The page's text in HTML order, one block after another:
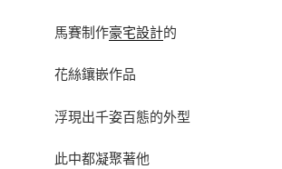
馬賽制作豪宅設計的
花絲鑲嵌作品
浮現出千姿百態的外型
此中都凝聚著他